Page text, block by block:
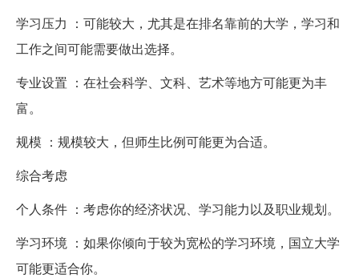
学习压力 ：可能较大，尤其是在排名靠前的大学，学习和
工作之间可能需要做出选择。
专业设置 ：在社会科学、文科、艺术等地方可能更为丰
富。
规模 ：规模较大，但师生比例可能更为合适。
综合考虑
个人条件 ：考虑你的经济状况、学习能力以及职业规划。
学习环境 ：如果你倾向于较为宽松的学习环境，国立大学
可能更适合你。